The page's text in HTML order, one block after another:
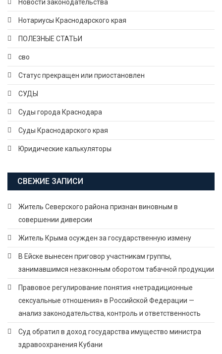
Новости законодательства
Нотариусы Краснодарского края
ПОЛЕЗНЫЕ СТАТЬИ
сво
Статус прекращен или приостановлен
СУДЫ
Суды города Краснодара
Суды Краснодарского края
Юридические калькуляторы
СВЕЖИЕ ЗАПИСИ
Житель Северского района признан виновным в
совершении диверсии
Житель Крыма осужден за государственную измену
В Ейске вынесен приговор участникам группы,
занимавшимся незаконным оборотом табачной продукции
Правовое регулирование понятия «нетрадиционные
сексуальные отношения» в Российской Федерации —
анализ законодательства, контроль и ответственность
Суд обратил в доход государства имущество министра
здравоохранения Кубани